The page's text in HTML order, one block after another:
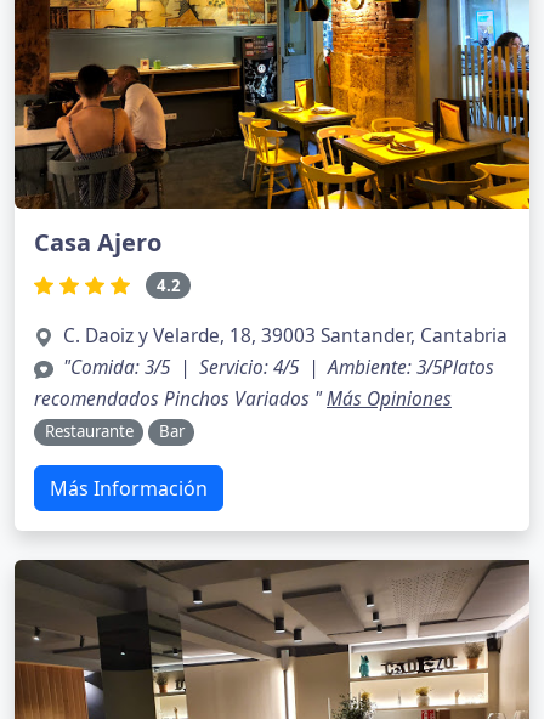
Casa Ajero
4.2
C. Daoiz y Velarde, 18, 39003 Santander, Cantabria
"Comida: 3/5 | Servicio: 4/5 | Ambiente: 3/5Platos
recomendados Pinchos Variados "Más Opiniones
Restaurante Bar
Más Información